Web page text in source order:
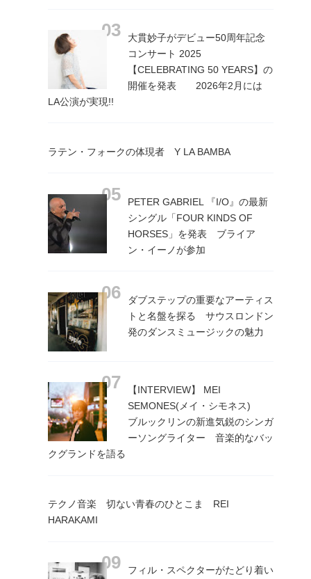
大貫妙子がデビュー50周年記念
コンサート 2025
【CELEBRATING 50 YEARS】の
開催を発表 2026年2月には
LA公演が実現!!
ラテン・フォークの体現者 Y LA BAMBA
PETER GABRIEL 『I/O』の最新
シングル「FOUR KINDS OF
HORSES」を発表 ブライア
ン・イーノが参加
ダブステップの重要なアーティス
トと名盤を探る サウスロンドン
発のダンスミュージックの魅力
【INTERVIEW】 MEI
SEMONES(メイ・シモネス)
ブルックリンの新進気鋭のシンガ
ーソングライター 音楽的なバッ
クグランドを語る
テクノ音楽 切ない青春のひとこま REI
HARAKAMI
フィル・スペクターがたどり着い